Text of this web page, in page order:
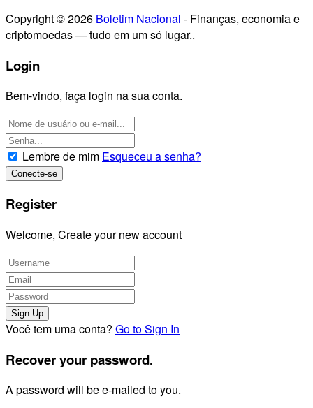
Copyright © 2026 Boletim Nacional - Finanças, economia e
criptomoedas — tudo em um só lugar..
Login
Bem-vindo, faça login na sua conta.
Lembre de mim Esqueceu a senha?
Register
Welcome, Create your new account
Você tem uma conta? Go to Sign In
Recover your password.
A password will be e-mailed to you.